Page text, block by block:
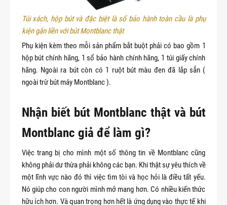
Túi xách, hộp bút và đặc biệt là sổ bảo hành toàn cầu là phụ
kiện gắn liền với bút Montblanc thật
Phụ kiện kèm theo mỗi sản phẩm bắt buột phải có bao gồm 1
hộp bút chính hãng, 1 sổ bảo hành chính hãng, 1 túi giấy chính
hãng. Ngoài ra bút còn có 1 ruột bút màu đen đã lắp sẳn (
ngoài trừ bút máy Montblanc ).
Nhận biết bút Montblanc thật và bút
Montblanc giả để làm gì?
Việc trang bị cho mình một số thông tin về Montblanc cũng
không phải dư thừa phải không các bạn. Khi thật sự yêu thích về
một lĩnh vực nào đó thì việc tìm tòi và học hỏi là điều tất yếu.
Nó giúp cho con người mình mở mang hơn. Có nhiều kiến thức
hữu ích hơn. Và quan trọng hơn hết là ứng dụng vào thực tế khi